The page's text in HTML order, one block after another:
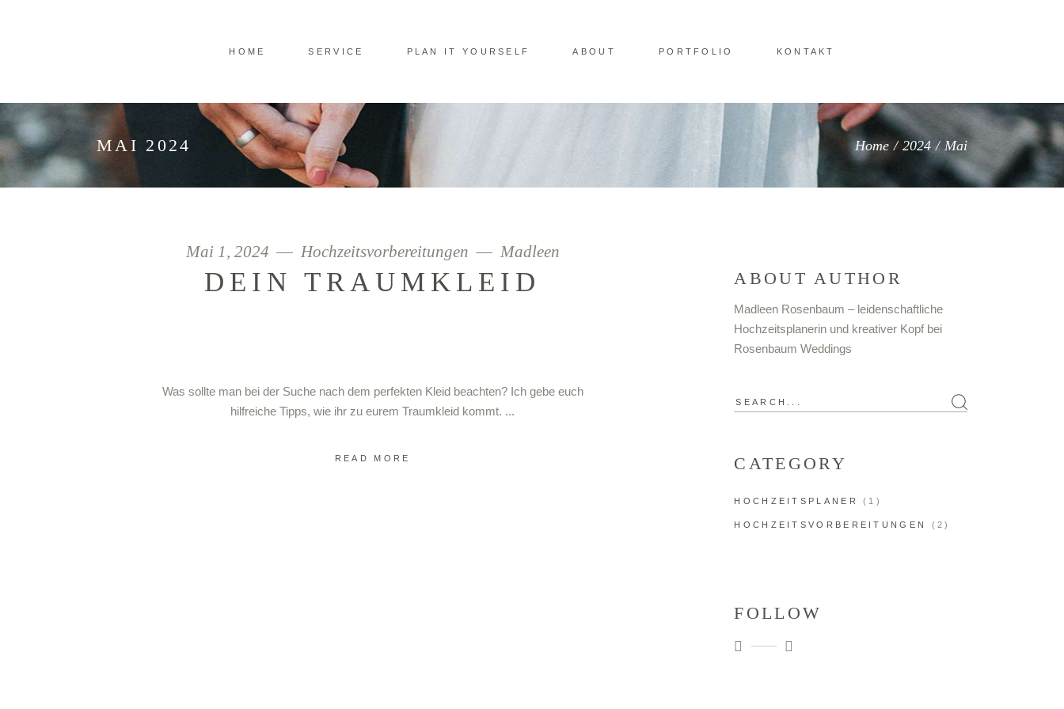
HOME SERVICE PLAN IT YOURSELF ABOUT PORTFOLIO KONTAKT
MAI 2024 Home/2024/Mai
Mai 1, 2024 Hochzeitsvorbereitungen Madleen
DEIN TRAUMKLEID
Was sollte man bei der Suche nach dem perfekten Kleid beachten? Ich gebe euch
hilfreiche Tipps, wie ihr zu eurem Traumkleid kommt.
READ MORE
ABOUT AUTHOR
Madleen Rosenbaum – leidenschaftliche
Hochzeitsplanerin und kreativer Kopf bei
Rosenbaum Weddings
Search
CATEGORY
HOCHZEITSPLANER (1)
HOCHZEITSVORBEREITUNGEN (2)
FOLLOW